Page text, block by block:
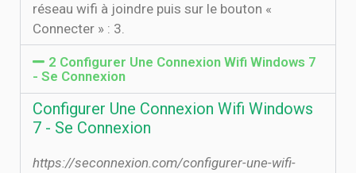
réseau wifi à joindre puis sur le bouton «
Connecter » : 3.
2 Configurer Une Connexion Wifi Windows 7
- Se Connexion
Configurer Une Connexion Wifi Windows
7 - Se Connexion
https://seconnexion.com/configurer-une-wifi-